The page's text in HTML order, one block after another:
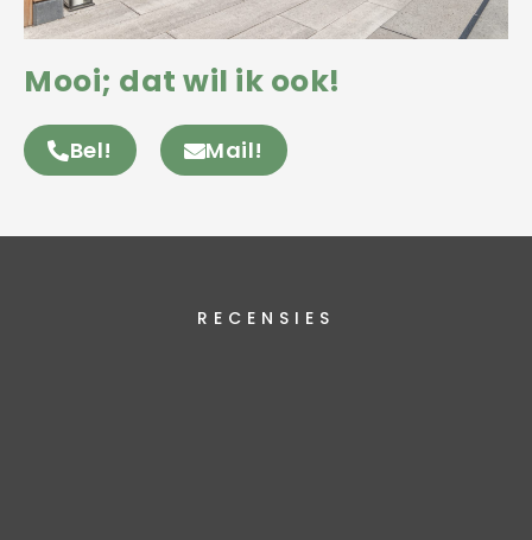
Mooi; dat wil ik ook!
Bel! Mail!
RECENSIES